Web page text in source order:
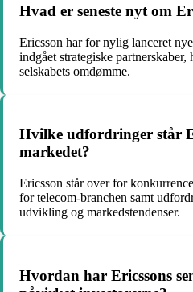
Hvad er seneste nyt om
Ericsson har for nylig lanceret
indgået strategiske
selskabets omdømme.
Hvilke udfordringer står
markedet?
Ericsson står over for
for telecom-branchen samt
udvikling og markedstendenser.
Hvordan har Ericssons